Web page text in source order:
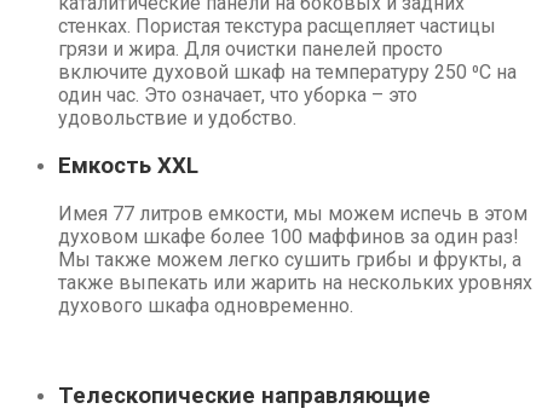
стенках. Пористая текстура расщепляет частицы
грязи и жира. Для очистки панелей просто
включите духовой шкаф на температуру 250 ⁰C на
один час. Это означает, что уборка – это
удовольствие и удобство.
Емкость XXL
Имея 77 литров емкости, мы можем испечь в этом
духовом шкафе более 100 маффинов за один раз!
Мы также можем легко сушить грибы и фрукты, а
также выпекать или жарить на нескольких уровнях
духового шкафа одновременно.
Телескопические направляющие